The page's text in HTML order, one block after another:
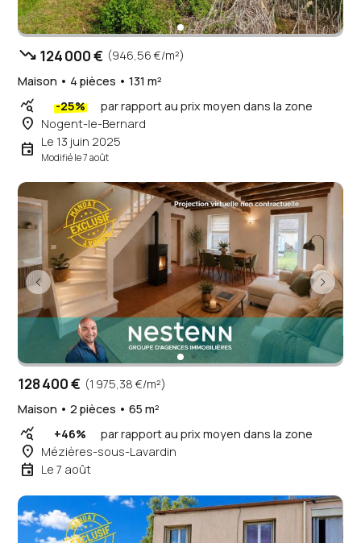
trending_down 124 000 € (946,56 €/m²)
Maison • 4 pièces • 131 m²
query_stats -25% par rapport au prix moyen dans la zone
place Nogent-le-Bernard
event Le 13 juin 2025
Modifié le 7 août
128 400 € (1 975,38 €/m²)
Maison • 2 pièces • 65 m²
query_stats +46% par rapport au prix moyen dans la zone
place Mézières-sous-Lavardin
event Le 7 août